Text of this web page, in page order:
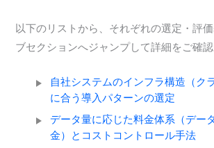
以下のリストから、それぞれの選定・評
ブセクションへジャンプして詳細をご確認
自社システムのインフラ構造（ク
に合う導入パターンの選定
データ量に応じた料金体系（デー
金）とコストコントロール手法